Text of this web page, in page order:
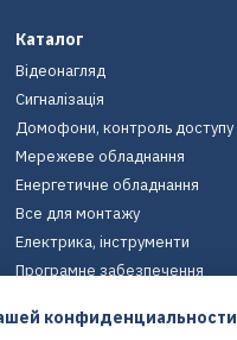
Каталог
Відеонагляд
Сигналізація
Домофони, контроль доступу
Мережеве обладнання
Енергетичне обладнання
Все для монтажу
Електрика, інструменти
Програмне забезпечення
Екіпірування
конфиденциальности